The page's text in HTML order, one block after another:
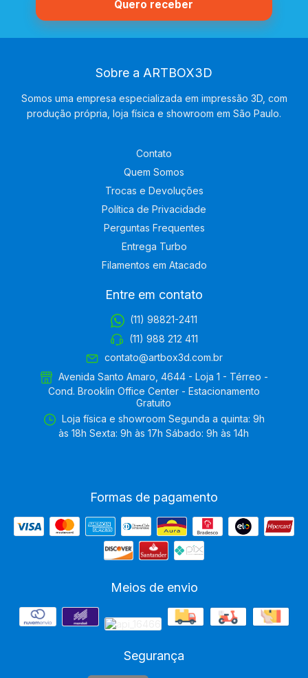
Sobre a ARTBOX3D
Somos uma empresa especializada em impressão 3D, com
produção própria, loja física e showroom em São Paulo.
Contato
Quem Somos
Trocas e Devoluções
Política de Privacidade
Perguntas Frequentes
Entrega Turbo
Filamentos em Atacado
Entre em contato
(11) 98821-2411
(11) 988 212 411
contato@artbox3d.com.br
Avenida Santo Amaro, 4644 - Loja 1 - Térreo -
Cond. Brooklin Office Center - Estacionamento
Gratuito
Loja física e showroom Segunda a quinta: 9h
às 18h Sexta: 9h às 17h Sábado: 9h às 14h
Formas de pagamento
Meios de envio
Segurança